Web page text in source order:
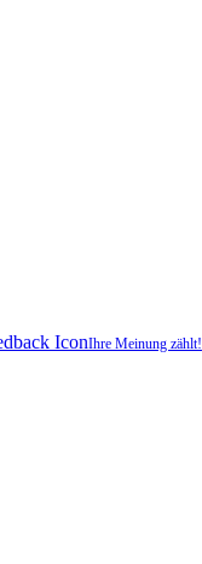
Ihre Meinung zählt!